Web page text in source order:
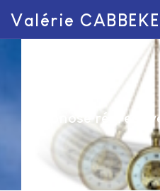
Valérie CABBEKE
Hypnose régressive